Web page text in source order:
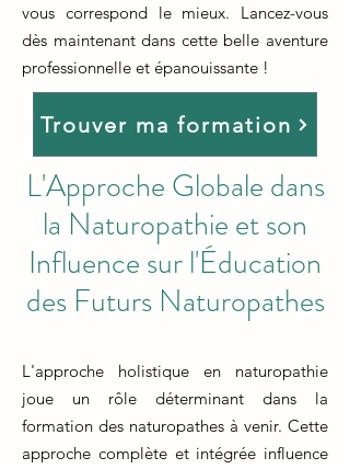
vous correspond le mieux. Lancez-vous
dès maintenant dans cette belle aventure
professionnelle et épanouissante !
Trouver ma formation
L'Approche Globale dans
la Naturopathie et son
Influence sur l'Éducation
des Futurs Naturopathes
L'approche holistique en naturopathie
joue un rôle déterminant dans la
formation des naturopathes à venir. Cette
approche complète et intégrée influence